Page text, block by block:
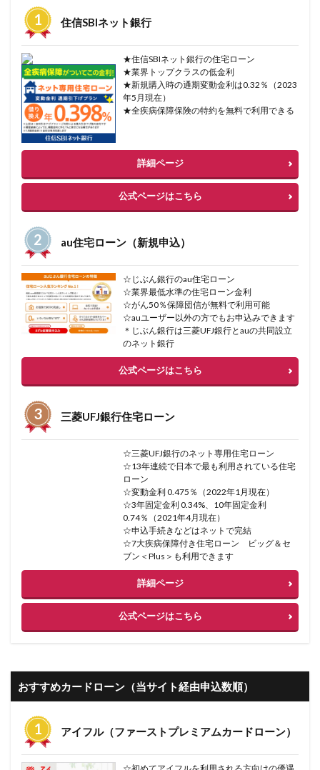
住信SBIネット銀行
★住信SBIネット銀行の住宅ローン
★業界トップクラスの低金利
★新規購入時の通期変動金利は0.32％（2023
年5月現在）
★全疾病保障保険の特約を無料で利用できる
詳細ページ
公式ページはこちら
au住宅ローン（新規申込）
☆じぶん銀行のau住宅ローン
☆業界最低水準の住宅ローン金利
☆がん50％保障団信が無料で利用可能
☆auユーザー以外の方でもお申込みできます
＊じぶん銀行は三菱UFJ銀行とauの共同設立
のネット銀行
公式ページはこちら
三菱UFJ銀行住宅ローン
☆三菱UFJ銀行のネット専用住宅ローン
☆13年連続で日本で最も利用されている住宅
ローン
☆変動金利 0.475％（2022年1月現在）
☆3年固定金利 0.34%、10年固定金利
0.74％（2021年4月現在）
☆申込手続きなどはネットで完結
☆7大疾病保障付き住宅ローン ビッグ＆セ
ブン＜Plus＞も利用できます
詳細ページ
公式ページはこちら
おすすめカードローン（当サイト経由申込数順）
アイフル（ファーストプレミアムカードローン）